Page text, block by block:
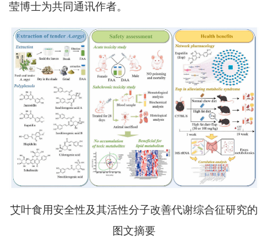
莹博士为共同通讯作者。
艾叶食用安全性及其活性分子改善代谢综合征研究的
图文摘要